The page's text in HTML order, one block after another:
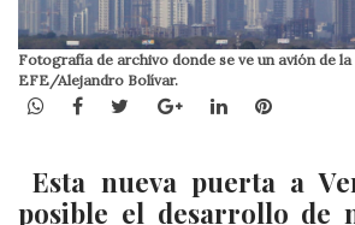
Fotografía de archivo donde se ve un avión de
EFE/Alejandro Bolívar.
WhatsApp
Facebook
TwitterGoogle+LinkedInPinterest
Esta nueva puerta a
posible el desarrollo de